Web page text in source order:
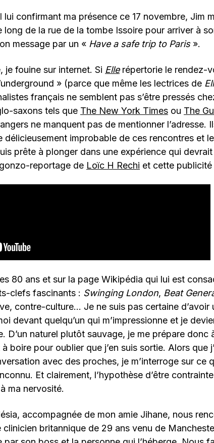
lui confirmant ma présence ce 17 novembre, Jim
de la rue de la tombe Issoire pour arriver à
message par un « Have a safe trip to Paris ».
je fouine sur internet. Si Ellerépertorie le rendez-
» (parce que même les lectrices de
français ne semblent pas s’être pressés
saxons tels que The New York Times ou The
ne manquent pas de mentionner l’adresse.
délicieusement improbable de ces rencontres et
prête à plonger dans une expérience qui
reportage de Loïc H Rechi et cette publicité
80 ans et sur la page Wikipédia qui lui est
clefs fascinants : Swinging London, Beat
contre-culture… Je ne suis pas certaine d’avoir
devant quelqu’un qui m’impressionne et je
D’un naturel plutôt sauvage, je me prépare donc
boire pour oublier que j’en suis sortie. Alors que
avec des proches, je m’interroge sur ce
Et clairement, l’hypothèse d’être
ma nervosité.
accompagnée de mon amie Jihane, nous
britannique de 29 ans venu de